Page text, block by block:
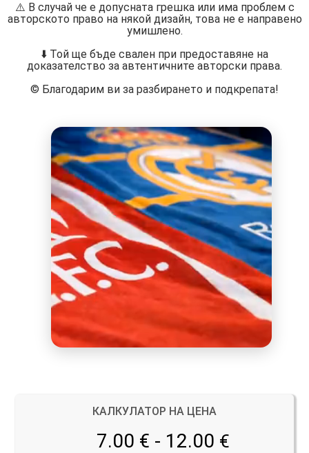
⚠️ В случай че е допусната грешка или има проблем с
авторското право на някой дизайн, това не е направено
умишлено.
⬇️ Той ще бъде свален при предоставяне на
доказателство за автентичните авторски права.
©️ Благодарим ви за разбирането и подкрепата!
КАЛКУЛАТОР НА ЦЕНА
7.00 € - 12.00 €